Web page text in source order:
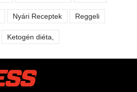
Nyári Receptek Reggeli
Ketogén diéta,